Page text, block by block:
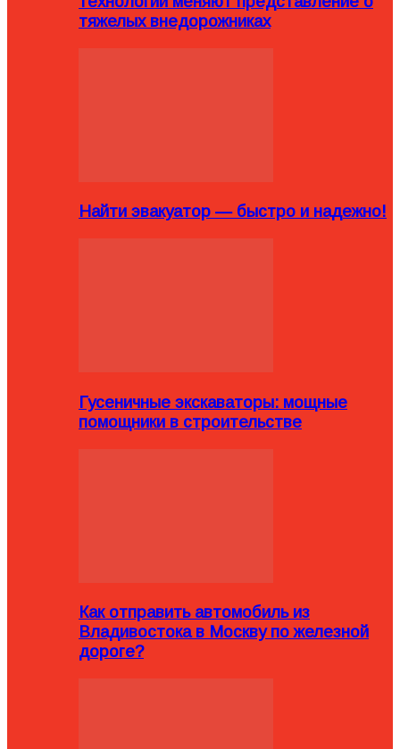
тяжелых внедорожниках
Найти эвакуатор — быстро и надежно!
Гусеничные экскаваторы: мощные
помощники в строительстве
Как отправить автомобиль из
Владивостока в Москву по железной
дороге?